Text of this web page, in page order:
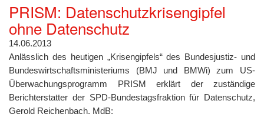
PRISM: Datenschutzkrisengipfel
ohne Datenschutz
14.06.2013
Anlässlich des heutigen „Krisengipfels“ des Bundesjustiz- und
Bundeswirtschaftsministeriums (BMJ und BMWi) zum US-
Überwachungsprogramm PRISM erklärt der zuständige
Berichterstatter der SPD-Bundestagsfraktion für Datenschutz,
Gerold Reichenbach, MdB: